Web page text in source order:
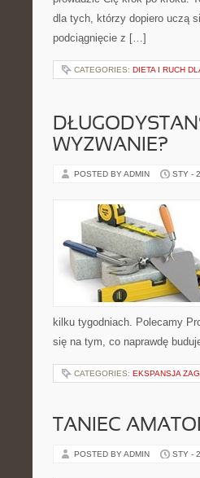
dla tych, którzy dopiero uczą
podciągnięcie z […]
CATEGORIES: DIETA I RUCH
WYZWANIE?
POSTED BY ADMIN STY -
kilku tygodniach. Polecamy
się na tym, co naprawdę
CATEGORIES: EKSPANSJA
TANIEC
POSTED BY ADMIN STY -